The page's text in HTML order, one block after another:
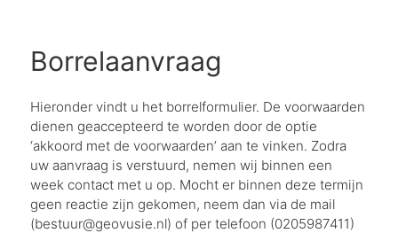
Borrelaanvraag
Hieronder vindt u het borrelformulier. De voorwaarden
dienen geaccepteerd te worden door de optie
‘akkoord met de voorwaarden’ aan te vinken. Zodra
uw aanvraag is verstuurd, nemen wij binnen een
week contact met u op. Mocht er binnen deze termijn
geen reactie zijn gekomen, neem dan via de mail
(bestuur@geovusie.nl) of per telefoon (0205987411)